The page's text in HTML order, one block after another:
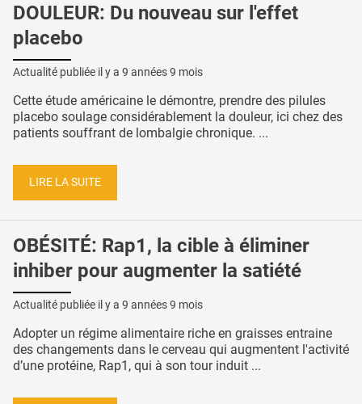
DOULEUR: Du nouveau sur l'effet
placebo
Actualité publiée il y a 9 années 9 mois
Cette étude américaine le démontre, prendre des pilules
placebo soulage considérablement la douleur, ici chez des
patients souffrant de lombalgie chronique. ...
LIRE LA SUITE
OBÉSITÉ: Rap1, la cible à éliminer
inhiber pour augmenter la satiété
Actualité publiée il y a 9 années 9 mois
Adopter un régime alimentaire riche en graisses entraine
des changements dans le cerveau qui augmentent l'activité
d’une protéine, Rap1, qui à son tour induit ...